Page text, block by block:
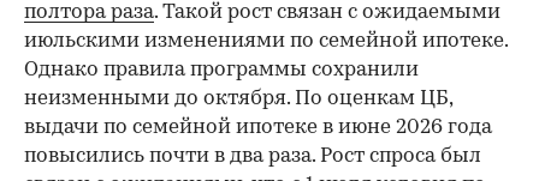
полтора раза. Такой рост связан с ожидаемыми
июльскими изменениями по семейной ипотеке.
Однако правила программы сохранили
неизменными до октября. По оценкам ЦБ,
выдачи по семейной ипотеке в июне 2026 года
повысились почти в два раза. Рост спроса был